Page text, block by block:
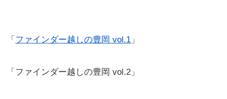
「 ファインダー越しの豊岡 vol.1 」
「ファインダー越しの豊岡 vol.2」